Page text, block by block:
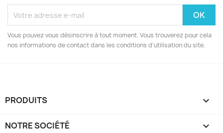
Vous pouvez vous désinscrire à tout moment. Vous trouverez pour cela
nos informations de contact dans les conditions d'utilisation du site.
PRODUITS 
NOTRE SOCIÉTÉ 